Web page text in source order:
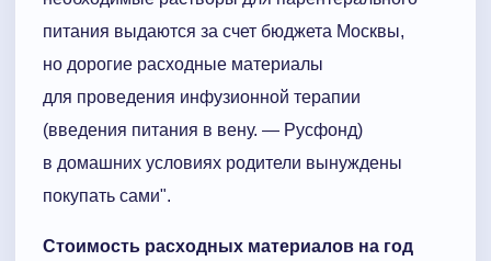
питания выдаются за счет бюджета Москвы,
но дорогие расходные материалы
для проведения инфузионной терапии
(введения питания в вену. — Русфонд)
в домашних условиях родители вынуждены
покупать сами".
Стоимость расходных материалов на год